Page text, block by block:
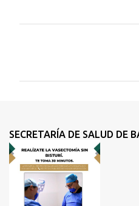
t
r
o
SECRETARÍA DE SALUD DE